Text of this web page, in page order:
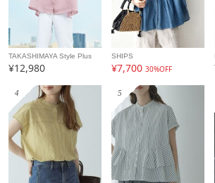
TAKASHIMAYA Style Plus
¥12,980
SHIPS
¥7,70030%OFF
4 5